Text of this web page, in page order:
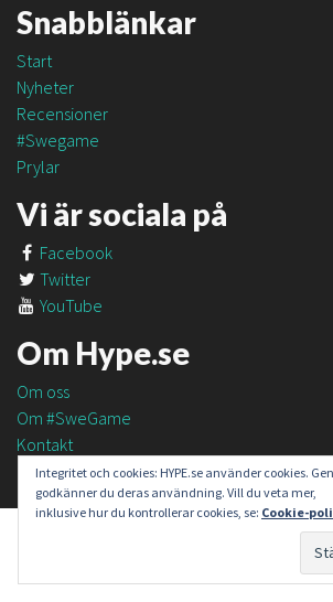
Snabblänkar
Start
Nyheter
Recensioner
#Swegame
Prylar
Vi är sociala på
Facebook
Twitter
YouTube
Om Hype.se
Om oss
Om #SweGame
Kontakt
Integritet och cookies: HYPE.se använder cookies.
godkänner du deras användning. Vill du veta mer,
inklusive hur du kontrollerar cookies, se: Cookie-